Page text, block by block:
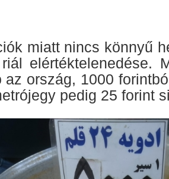
miatt nincs könnyű
elértéktelenedése.
az ország, 1000
pedig 25 forint